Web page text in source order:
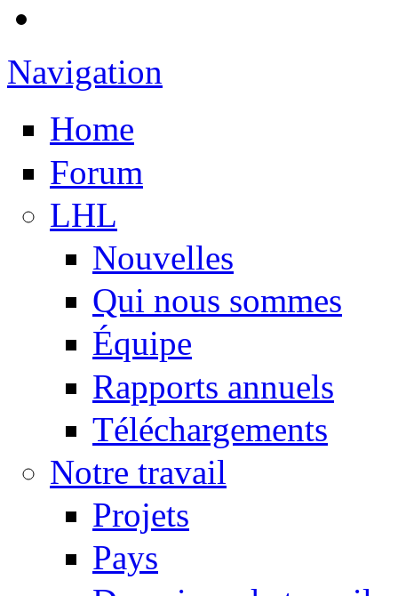
Navigation
Home
Forum
LHL
Nouvelles
Qui nous sommes
Équipe
Rapports annuels
Téléchargements
Notre travail
Projets
Pays